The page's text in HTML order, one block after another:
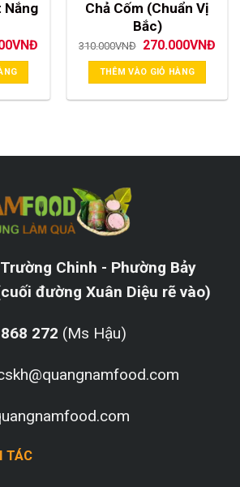
Nắng
VNĐGiá
300.000VNĐ.
Chả Cốm (Chuẩn Vị
Bắc)
310.000VNĐ Giá
gốc
là:
310.000VNĐ.
270.000VNĐGiá
THÊM VÀO GIỎ HÀNG
Chinh - Phường Bảy
đường Xuân Diệu rẽ vào)
272 (Ms Hậu)
TÁC